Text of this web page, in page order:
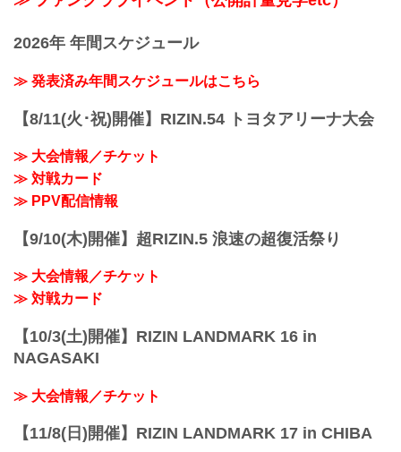
2026年 年間スケジュール
≫ 発表済み年間スケジュールはこちら
【8/11(火･祝)開催】RIZIN.54 トヨタアリーナ大会
≫ 大会情報／チケット
≫ 対戦カード
≫ PPV配信情報
【9/10(木)開催】超RIZIN.5 浪速の超復活祭り
≫ 大会情報／チケット
≫ 対戦カード
【10/3(土)開催】RIZIN LANDMARK 16 in
NAGASAKI
≫ 大会情報／チケット
【11/8(日)開催】RIZIN LANDMARK 17 in CHIBA